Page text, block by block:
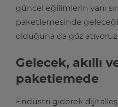
güncel eğilimlerin yanı
paketlemesinde
olduğuna da göz atıyoruz.
Gelecek, akıllı
paketlemede
Endüstri giderek